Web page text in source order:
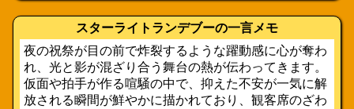
スターライトランデブーの一言メモ
夜の祝祭が目の前で炸裂するような躍動感に心が奪わ
れ、光と影が混ざり合う舞台の熱が伝わってきます。
仮面や拍手が作る喧騒の中で、抑えた不安が一気に解
放される瞬間が鮮やかに描かれており、観客席のざわ